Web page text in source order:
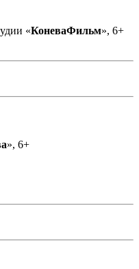
«КоневаФильм», 6+
», 6+